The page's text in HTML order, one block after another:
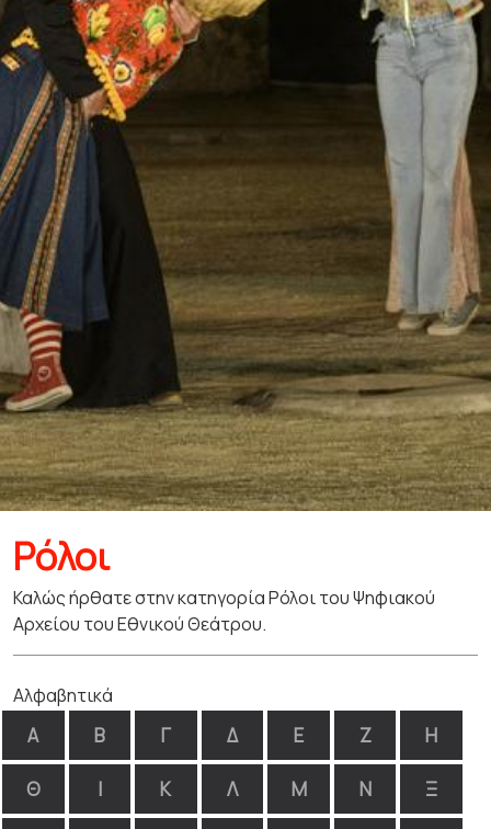
Ρόλοι
Καλώς ήρθατε στην κατηγορία Ρόλοι του Ψηφιακού
Αρχείου του Εθνικού Θεάτρου.
Αλφαβητικά
Α Β Γ Δ Ε Ζ Η
Θ Ι Κ Λ Μ Ν Ξ